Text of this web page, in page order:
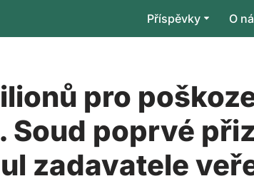
Příspěvky O
pro
Soud poprvé
zadavatele